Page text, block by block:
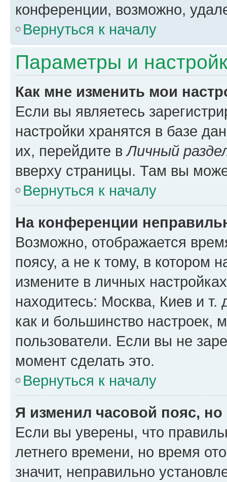
конференции, возможно,
Вернуться к началу
Параметры и
Как мне изменить мои
Если вы являетесь
настройки хранятся в базе
их, перейдите вЛичный
вверху страницы. Там вы
Вернуться к началу
На конференции
Возможно, отображается
поясу, а не к тому, в котором
измените в личных
находитесь: Москва, Киев и т.
как и большинство настроек,
пользователи. Если вы не
момент сделать это.
Вернуться к началу
Я изменил часовой пояс,
Если вы уверены, что
летнего времени, но время
значит, неправильно